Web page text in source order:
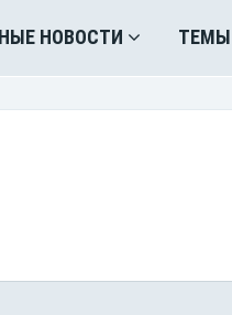
НОВОСТИ ТЕМЫ